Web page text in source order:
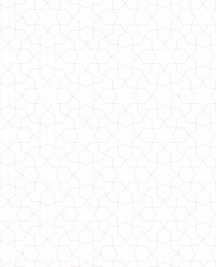
Кожаные лосины
550.00грн.